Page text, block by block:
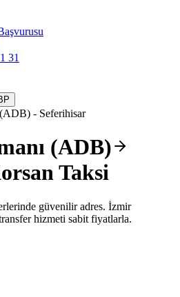
31
(ADB) - Seferihisar
(ADB)
Taksi
güvenilir adres. İzmir
hizmeti sabit fiyatlarla.